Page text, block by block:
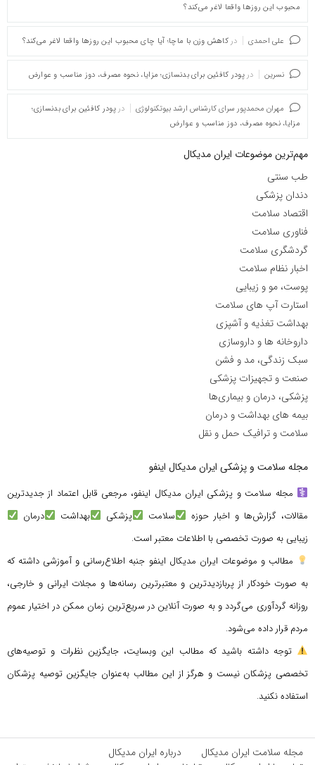
محبوب این روزها واقعا لاغر می‌کند؟
علی احمدی در کاهش وزن با ماچا؛ آیا چای محبوب این روزها واقعا لاغر می‌کند؟
نسرین در پودر کافئین برای بدنسازی؛ مزایا، نحوه مصرف، دوز مناسب و عوارض
مهران محمدپور سرای کارشناس ارشد بیوتکنولوژی در پودر کافئین برای بدنسازی؛
مزایا، نحوه مصرف، دوز مناسب و عوارض
مهم‌ترین موضوعات ایران مدیکال
طب سنتی
دندان پزشکی
اقتصاد سلامت
فناوری سلامت
گردشگری سلامت
اخبار نظام سلامت
پوست، مو و زیبایی
استارت آپ های سلامت
بهداشت تغذیه و آشپزی
داروخانه ها و داروسازی
سبک زندگی، مد و فشن
صنعت و تجهیزات پزشکی
پزشکی، درمان و بیماری‌ها
بیمه های بهداشت و درمان
سلامت و ترافیک حمل و نقل
مجله سلامت و پزشکی ایران مدیکال اینفو
مجله سلامت و پزشکی ایران مدیکال اینفو، مرجعی قابل اعتماد از جدیدترین
مقالات، گزارش‌ها و اخبار حوزه
سلامت پزشکی بهداشت
درمان
زیبایی به صورت تخصصی با اطلاعات معتبر است.
مطالب و موضوعات ایران مدیکال اینفو جنبه اطلاع‌رسانی و آموزشی داشته که
به صورت خودکار از پربازدیدترین و معتبرترین رسانه‌ها و مجلات ایرانی و خارجی،
روزانه گردآوری می‌گردد و به صورت آنلاین در سریع‌ترین زمان ممکن در اختیار عموم
مردم قرار داده می‌شود.
توجه داشته باشید که مطالب این وبسایت، جایگزین نظرات و توصیه‌های
تخصصی پزشکان نیست و هرگز از این مطالب به‌عنوان جایگزین توصیه پزشکان
استفاده نکنید.
مجله سلامت ایران مدیکال
درباره ایران مدیکال